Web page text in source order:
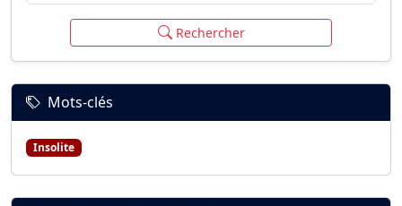
Rechercher
Mots-clés
Insolite